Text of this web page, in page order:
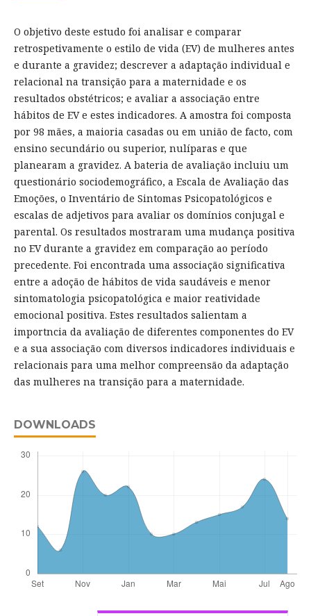
O objetivo deste estudo foi analisar e comparar
retrospetivamente o estilo de vida (EV) de mulheres antes
e durante a gravidez; descrever a adaptação individual e
relacional na transição para a maternidade e os
resultados obstétricos; e avaliar a associação entre
hábitos de EV e estes indicadores. A amostra foi composta
por 98 mães, a maioria casadas ou em união de facto, com
ensino secundário ou superior, nulíparas e que
planearam a gravidez. A bateria de avaliação incluiu um
questionário sociodemográfico, a Escala de Avaliação das
Emoções, o Inventário de Sintomas Psicopatológicos e
escalas de adjetivos para avaliar os domínios conjugal e
parental. Os resultados mostraram uma mudança positiva
no EV durante a gravidez em comparação ao período
precedente. Foi encontrada uma associação significativa
entre a adoção de hábitos de vida saudáveis e menor
sintomatologia psicopatológica e maior reatividade
emocional positiva. Estes resultados salientam a
importncia da avaliação de diferentes componentes do EV
e a sua associação com diversos indicadores individuais e
relacionais para uma melhor compreensão da adaptação
das mulheres na transição para a maternidade.
DOWNLOADS